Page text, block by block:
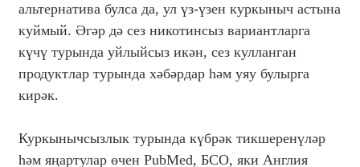
альтернатива булса да, ул үз-үзен куркыныч астына
куймый. Әгәр дә сез никотинсыз вариантларга
күчү турында уйлыйсыз икән, сез кулланган
продуктлар турында хәбәрдар һәм уяу булырга
кирәк.
Куркынычсызлык турында күбрәк тикшеренүләр
һәм яңартулар өчен PubMed, БСО, яки Англия